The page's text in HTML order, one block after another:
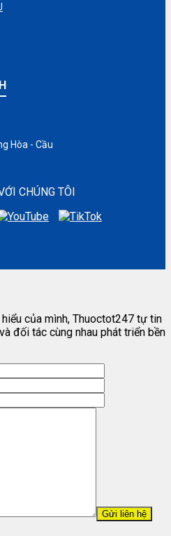
Hòa - Cầu
CHÚNG TÔI
của mình, Thuoctot247 tự tin
đối tác cùng nhau phát triển bền